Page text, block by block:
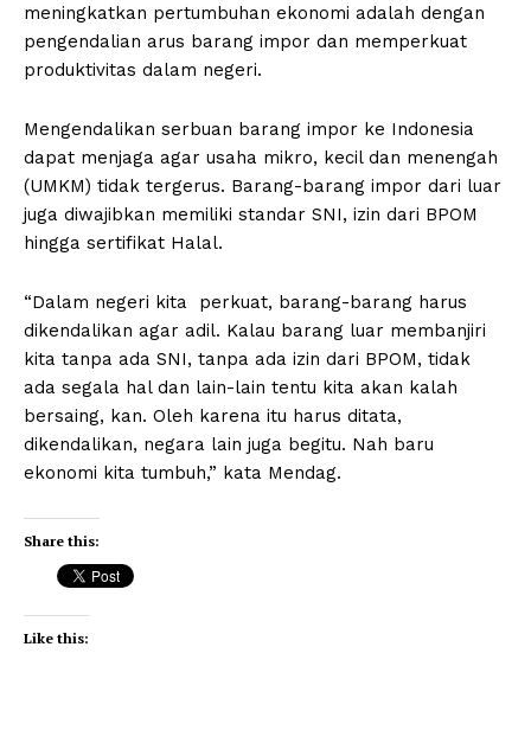
meningkatkan pertumbuhan ekonomi adalah dengan
pengendalian arus barang impor dan memperkuat
produktivitas dalam negeri.
Mengendalikan serbuan barang impor ke Indonesia
dapat menjaga agar usaha mikro, kecil dan menengah
(UMKM) tidak tergerus. Barang-barang impor dari luar
juga diwajibkan memiliki standar SNI, izin dari BPOM
hingga sertifikat Halal.
“Dalam negeri kita perkuat, barang-barang harus
dikendalikan agar adil. Kalau barang luar membanjiri
kita tanpa ada SNI, tanpa ada izin dari BPOM, tidak
ada segala hal dan lain-lain tentu kita akan kalah
bersaing, kan. Oleh karena itu harus ditata,
dikendalikan, negara lain juga begitu. Nah baru
ekonomi kita tumbuh,” kata Mendag.
Share this:
Like this: